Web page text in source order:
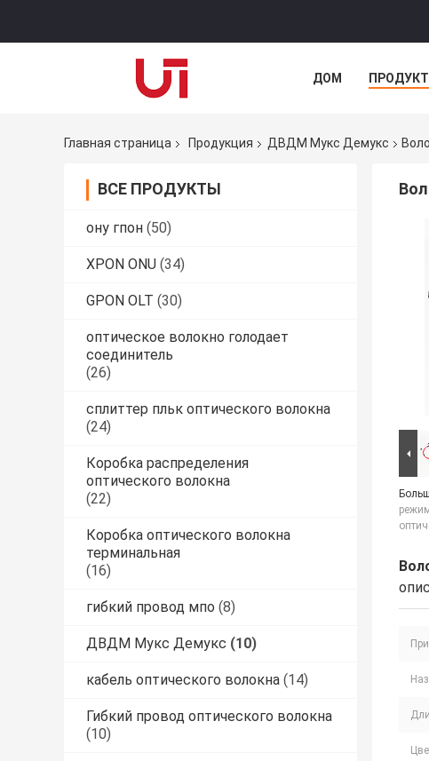
ДОМ
Главная страница Продукция ДВДМ Мукс Демукс
ВСЕ ПРОДУКТЫ
ону гпон (50)
XPON ONU (34)
GPON OLT (30)
оптическое волокно голодает
соединитель
(26)
сплиттер пльк оптического волокна
(24)
Коробка распределения
оптического волокна
(22)
Коробка оптического волокна
терминальная
(16)
гибкий провод мпо (8)
ДВДМ Мукс Демукс (10)
кабель оптического волокна (14)
Гибкий провод оптического волокна
(10)